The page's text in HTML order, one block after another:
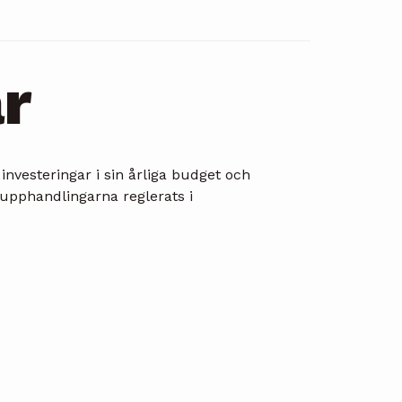
i sin årliga budget och
reglerats i